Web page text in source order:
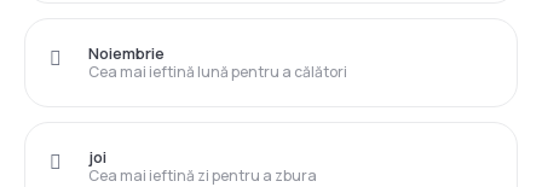
Cea mai ieftină lună pentru a călători
Noiembrie
Cea mai ieftină zi pentru a zbura
joi